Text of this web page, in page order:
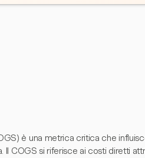
è una metrica critica che
Il COGS si riferisce ai costi diretti